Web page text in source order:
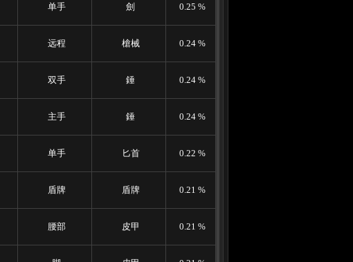
单手 劍 0.25 %
远程 槍械 0.24 %
双手 錘 0.24 %
主手 錘 0.24 %
单手 匕首 0.22 %
盾牌 盾牌 0.21 %
腰部 皮甲 0.21 %